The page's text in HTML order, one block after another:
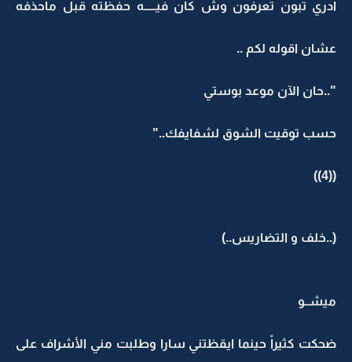
ادري تبون تعرفون وش كان فيـــــه حفظته قبل مأحذفه
عشان اقوله لكم ..
"..حان الآن موعد بوستي
حسب توقيت الشوق لشفايفك.."
((4))
(..خلف و التضاريس..)
ميشــو
ضحكت كثيراً حينما ايقظتني سارا وطلبت مني الأشراف على